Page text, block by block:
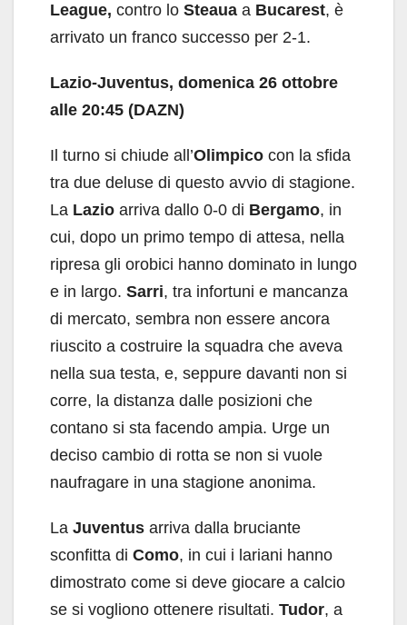
League, contro lo Steaua a Bucarest, è
arrivato un franco successo per 2-1.
Lazio-Juventus, domenica 26 ottobre
alle 20:45 (DAZN)
Il turno si chiude all’Olimpico con la sfida
tra due deluse di questo avvio di stagione.
La Lazio arriva dallo 0-0 di Bergamo, in
cui, dopo un primo tempo di attesa, nella
ripresa gli orobici hanno dominato in lungo
e in largo. Sarri, tra infortuni e mancanza
di mercato, sembra non essere ancora
riuscito a costruire la squadra che aveva
nella sua testa, e, seppure davanti non si
corre, la distanza dalle posizioni che
contano si sta facendo ampia. Urge un
deciso cambio di rotta se non si vuole
naufragare in una stagione anonima.
La Juventus arriva dalla bruciante
sconfitta di Como, in cui i lariani hanno
dimostrato come si deve giocare a calcio
se si vogliono ottenere risultati. Tudor, a